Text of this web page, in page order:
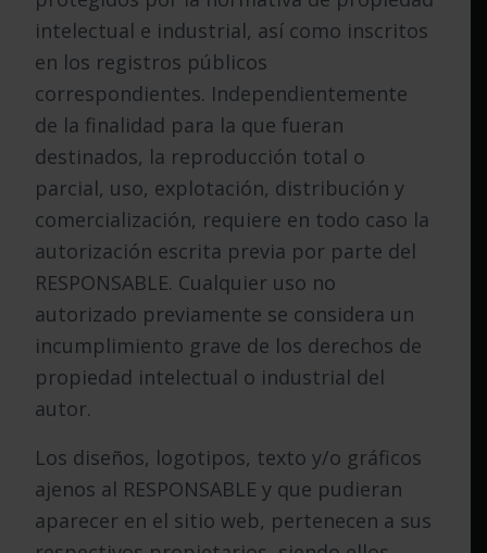
intelectual e industrial, así como inscritos
en los registros públicos
correspondientes. Independientemente
de la finalidad para la que fueran
destinados, la reproducción total o
parcial, uso, explotación, distribución y
comercialización, requiere en todo caso la
autorización escrita previa por parte del
RESPONSABLE. Cualquier uso no
autorizado previamente se considera un
incumplimiento grave de los derechos de
propiedad intelectual o industrial del
autor.
Los diseños, logotipos, texto y/o gráficos
ajenos al RESPONSABLE y que pudieran
aparecer en el sitio web, pertenecen a sus